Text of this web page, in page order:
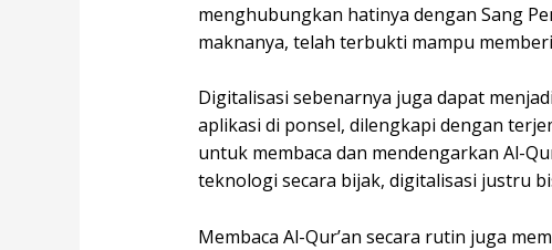
menghubungkan hatinya dengan Sang
maknanya, telah terbukti mampu
Digitalisasi sebenarnya juga dapat
aplikasi di ponsel, dilengkapi dengan
untuk membaca dan mendengarkan Al-
teknologi secara bijak, digitalisasi justru
Membaca Al-Qur’an secara rutin juga